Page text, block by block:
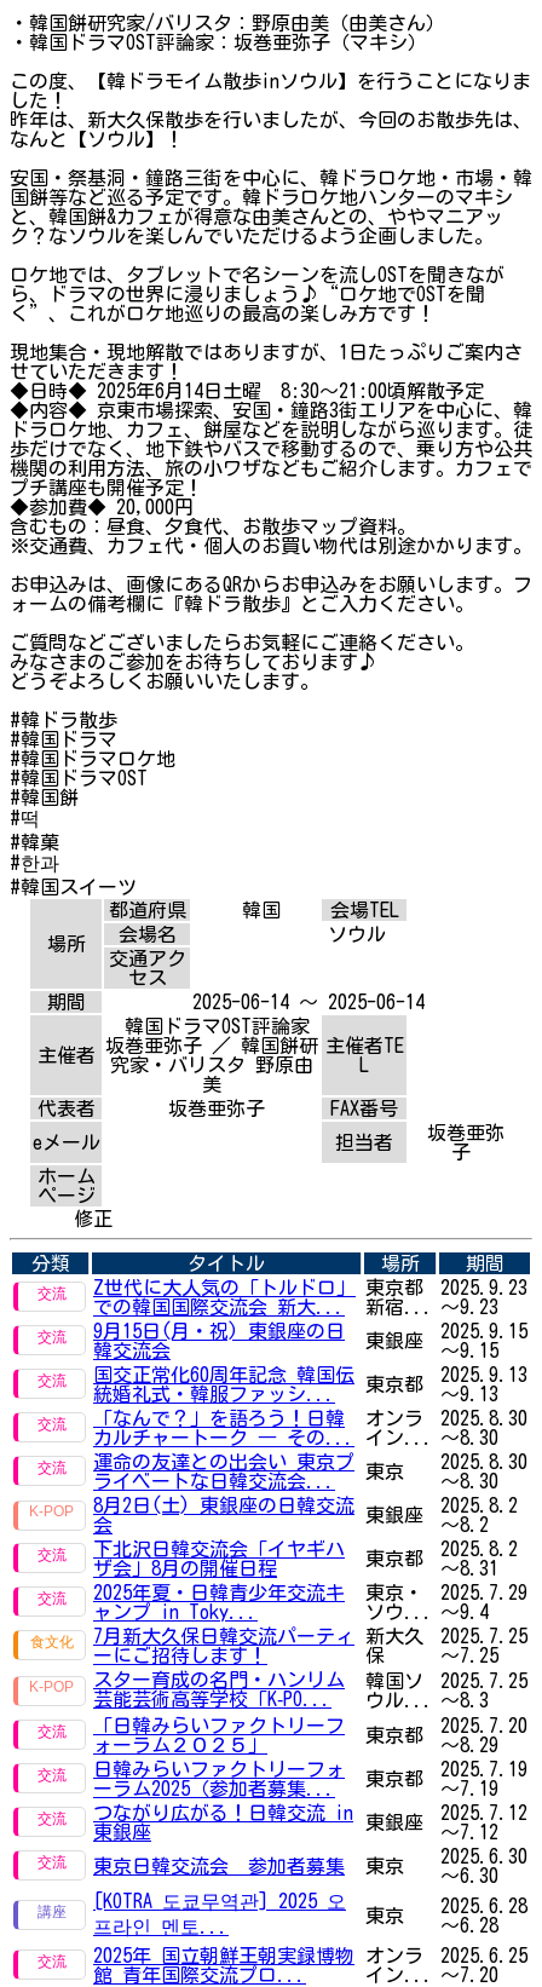
・韓国餅研究家/バリスタ：野原由美（由美さん）
・韓国ドラマOST評論家：坂巻亜弥子（マキシ）
この度、【韓ドラモイム散歩inソウル】を行うことになりま
した！
昨年は、新大久保散歩を行いましたが、今回のお散歩先は、
なんと【ソウル】！
安国・祭基洞・鐘路三街を中心に、韓ドラロケ地・市場・韓
国餅等など巡る予定です。韓ドラロケ地ハンターのマキシ
と、韓国餅&カフェが得意な由美さんとの、ややマニアッ
ク？なソウルを楽しんでいただけるよう企画しました。
ロケ地では、タブレットで名シーンを流しOSTを聞きなが
ら、ドラマの世界に浸りましょう♪“ロケ地でOSTを聞
く”、これがロケ地巡りの最高の楽しみ方です！
現地集合・現地解散ではありますが、1日たっぷりご案内さ
せていただきます！
◆日時◆ 2025年6月14日土曜 8:30～21:00頃解散予定
◆内容◆ 京東市場探索、安国・鐘路3街エリアを中心に、韓
ドラロケ地、カフェ、餅屋などを説明しながら巡ります。徒
歩だけでなく、地下鉄やバスで移動するので、乗り方や公共
機関の利用方法、旅の小ワザなどもご紹介します。カフェで
プチ講座も開催予定！
◆参加費◆ 20,000円
含むもの：昼食、夕食代、お散歩マップ資料。
※交通費、カフェ代・個人のお買い物代は別途かかります。
お申込みは、画像にあるQRからお申込みをお願いします。フ
ォームの備考欄に『韓ドラ散歩』とご入力ください。
ご質問などございましたらお気軽にご連絡ください。
みなさまのご参加をお待ちしております♪
どうぞよろしくお願いいたします。
#韓ドラ散歩
#韓国ドラマ
#韓国ドラマロケ地
#韓国ドラマOST
#韓国餅
#떡
#韓菓
#한과
#韓国スイーツ
場所
都道府県 韓国
会場TEL
会場名
ソウル
交通アク
セス
期間
2025-06-14 ～ 2025-06-14
主催者
韓国ドラマOST評論家
坂巻亜弥子 ／ 韓国餅研
究家・バリスタ 野原由
美
主催者TE
代表者 坂巻亜弥子
FAX番号
eメール
担当者
坂巻亜弥
子
ホーム
ページ
修正
分類 タイトル 場所
期間
Z世代に大人気の「トルドロ」
での韓国国際交流会 新大...
東京都
新宿...
2025.9.23
～9.23
9月15日(月・祝) 東銀座の日
韓交流会
東銀座
2025.9.15
～9.15
国交正常化60周年記念 韓国伝
統婚礼式・韓服ファッシ...
東京都
2025.9.13
～9.13
「なんで？」を語ろう！日韓
カルチャートーク ― その...
オンラ
イン...
2025.8.30
～8.30
運命の友達との出会い 東京プ
ライベートな日韓交流会...
東京
2025.8.30
～8.30
8月2日(土) 東銀座の日韓交流
会
東銀座
2025.8.2
～8.2
下北沢日韓交流会「イヤギハ
ザ会」8月の開催日程
東京都
2025.8.2
～8.31
2025年夏・日韓青少年交流キ
ャンプ in Toky...
東京・
ソウ...
2025.7.29
～9.4
7月新大久保日韓交流パーティ
ーにご招待します！
新大久
保
2025.7.25
～7.25
スター育成の名門・ハンリム
芸能芸術高等学校「K‑PO...
韓国ソ
ウル...
2025.7.25
～8.3
「日韓みらいファクトリーフ
ォーラム２０２５」
東京都
2025.7.20
～8.29
日韓みらいファクトリーフォ
ーラム2025（参加者募集...
東京都
2025.7.19
～7.19
つながり広がる！日韓交流 in
東銀座
東銀座
2025.7.12
～7.12
東京日韓交流会 参加者募集
東京
2025.6.30
～6.30
[KOTRA 도쿄무역관] 2025 오
프라인 멘토...
東京
2025.6.28
～6.28
2025年 国立朝鮮王朝実録博物
館 青年国際交流プロ...
オンラ
イン...
2025.6.25
～7.20